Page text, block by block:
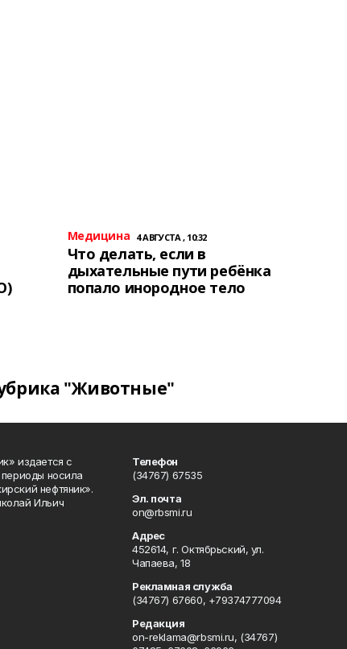
Медицина 4 АВГУСТА , 10:32
Что делать, если в
дыхательные пути ребёнка
попало инородное тело
"Животные"
издается с
носила
нефтяник».
Ильич
Телефон
(34767) 67535
Эл. почта
on@rbsmi.ru
Адрес
452614, г. Октябрьский, ул.
Чапаева, 18
Рекламная служба
(34767) 67660, +79374777094
Редакция
on-reklama@rbsmi.ru, (34767)